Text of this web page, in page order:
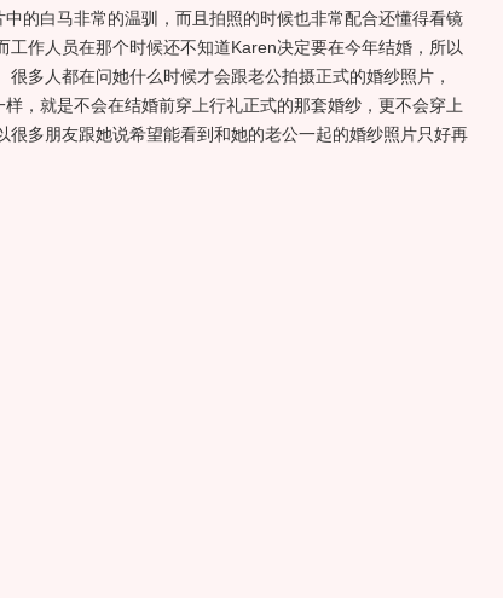
白马非常的温驯，而且拍照的时候也非常配合还懂得看镜
工作人员在那个时候还不知道Karen决定要在今年结婚，所以
多人都在问她什么时候才会跟老公拍摄正式的婚纱照片，
，就是不会在结婚前穿上行礼正式的那套婚纱，更不会穿上
很多朋友跟她说希望能看到和她的老公一起的婚纱照片只好再